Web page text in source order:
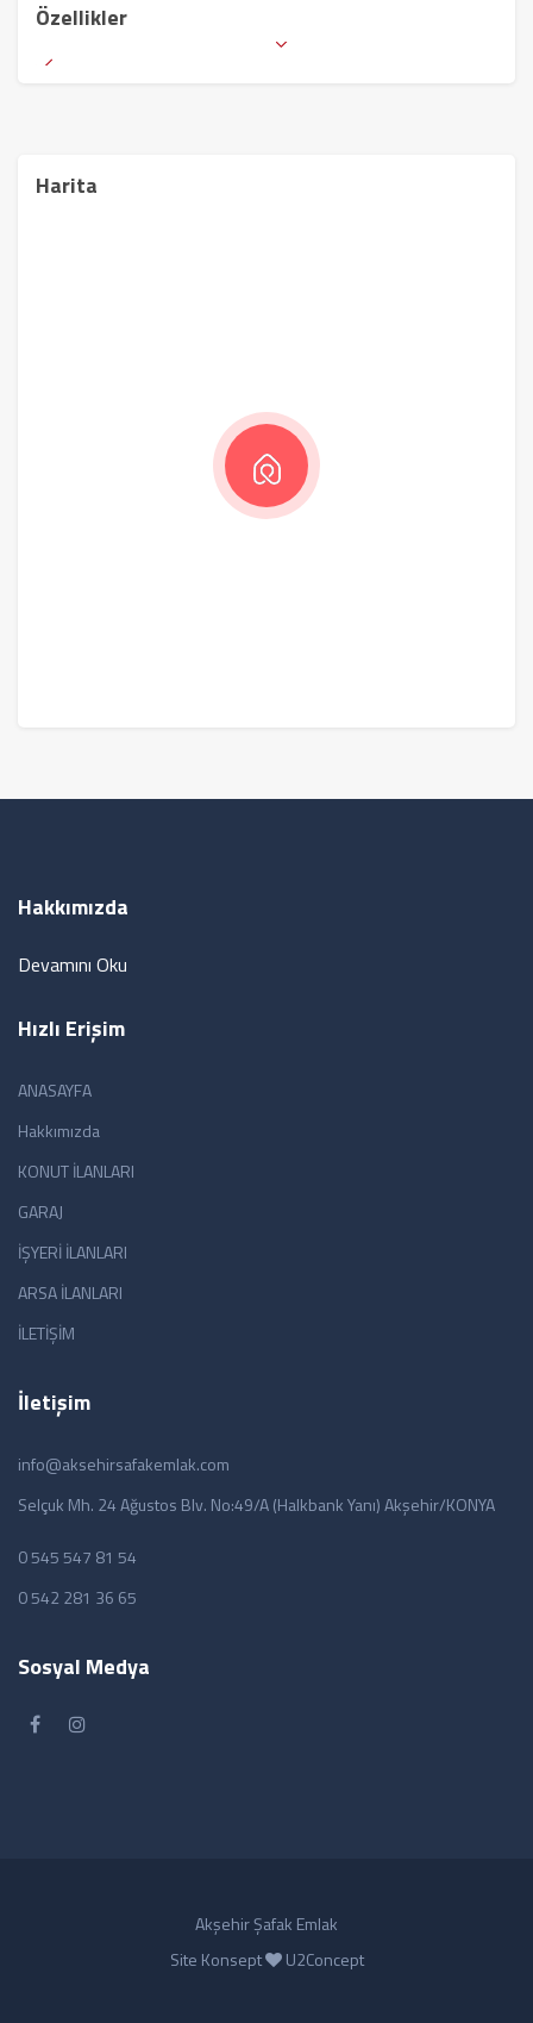
Özellikler
Harita
Hakkımızda
Devamını Oku
Hızlı Erişim
ANASAYFA
Hakkımızda
KONUT İLANLARI
GARAJ
İŞYERİ İLANLARI
ARSA İLANLARI
İLETİŞİM
İletişim
info@aksehirsafakemlak.com
Selçuk Mh. 24 Ağustos Blv. No:49/A (Halkbank Yanı) Akşehir/KONYA
0 545 547 81 54
0 542 281 36 65
Sosyal Medya
Akşehir Şafak Emlak
Site Konsept
U2Concept